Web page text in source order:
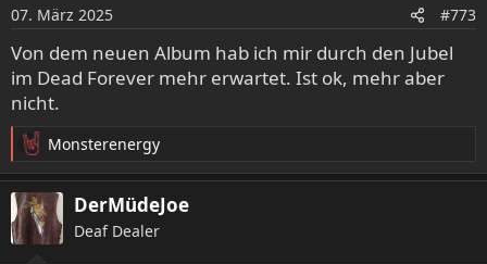
n
e
n
07. März 2025 #773
Von dem neuen Album hab ich mir durch den Jubel
im Dead Forever mehr erwartet. Ist ok, mehr aber
nicht.
R
e
a
k
t
Monsterenergy
DerMüdeJoe
Deaf Dealer